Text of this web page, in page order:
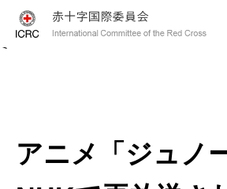
<
アニメ「ジュノ